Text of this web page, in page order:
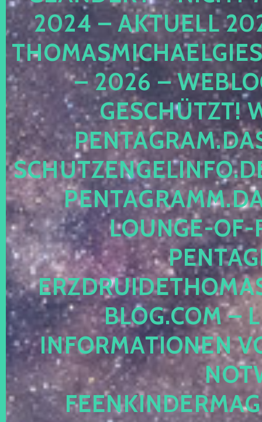
2024 – AKTUELL
– 2026 –
ESCHÜTZT!
OUNGE-OF-
LOG.COM –
NFORMATIONEN